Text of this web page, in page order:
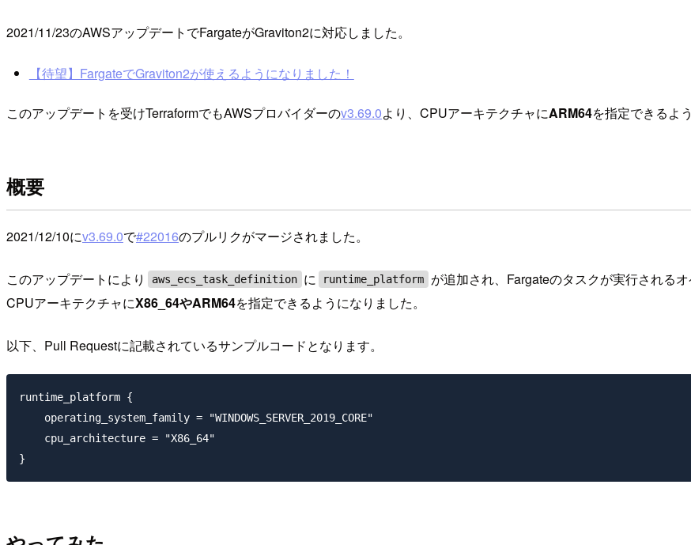
2021/11/23のAWSアップデートでFargateがGraviton2に対応しました。
【待望】FargateでGraviton2が使えるようになりました！
このアップデートを受けTerraformでもAWSプロバイダーのv3.69.0より、CPUアーキテクチャにARM64を指定できるよ
概要
2021/12/10にv3.69.0で#22016のプルリクがマージされました。
このアップデートにより aws_ecs_task_definition に runtime_platform が追加され、Fargateのタスクが実行される
CPUアーキテクチャにX86_64やARM64を指定できるようになりました。
以下、Pull Requestに記載されているサンプルコードとなります。
runtime_platform {
    operating_system_family = "WINDOWS_SERVER_2019_CORE"
    cpu_architecture = "X86_64"